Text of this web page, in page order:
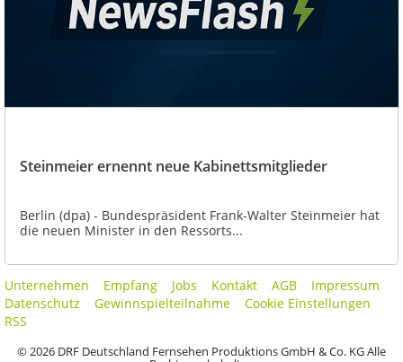
Steinmeier ernennt neue Kabinettsmitglieder
Berlin (dpa) - Bundespräsident Frank-Walter Steinmeier hat
die neuen Minister in den Ressorts...
Unternehmen Empfang Jobs Kontakt AGB
Impressum
Datenschutz
Gewinnspielteilnahme
Cookie Einstellungen
RSS
© 2026 DRF Deutschland Fernsehen Produktions GmbH & Co. KG Alle